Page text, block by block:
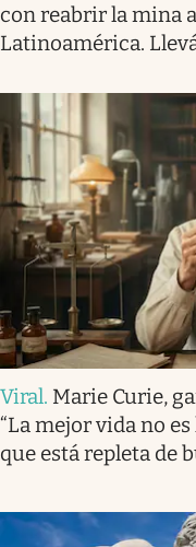
con reabrir la mina
Latinoamérica.
Viral. Marie Curie,
“La mejor vida no
que está repleta de